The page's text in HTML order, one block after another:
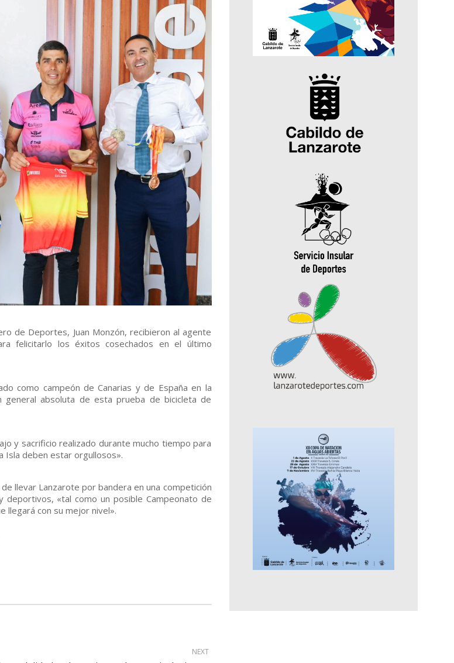
de Deportes, Juan Monzón, recibieron al agente
felicitarlo los éxitos cosechados en el último
como campeón de Canarias y de España en la
absoluta de esta prueba de bicicleta de
y sacrificio realizado durante mucho tiempo para
Isla deben estar orgullosos».
llevar Lanzarote por bandera en una competición
«tal como un posible Campeonato de
llegará con su mejor nivel».
NEXT